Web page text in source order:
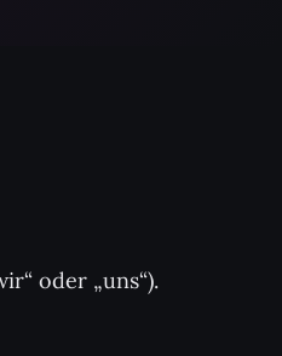
oder „uns“).